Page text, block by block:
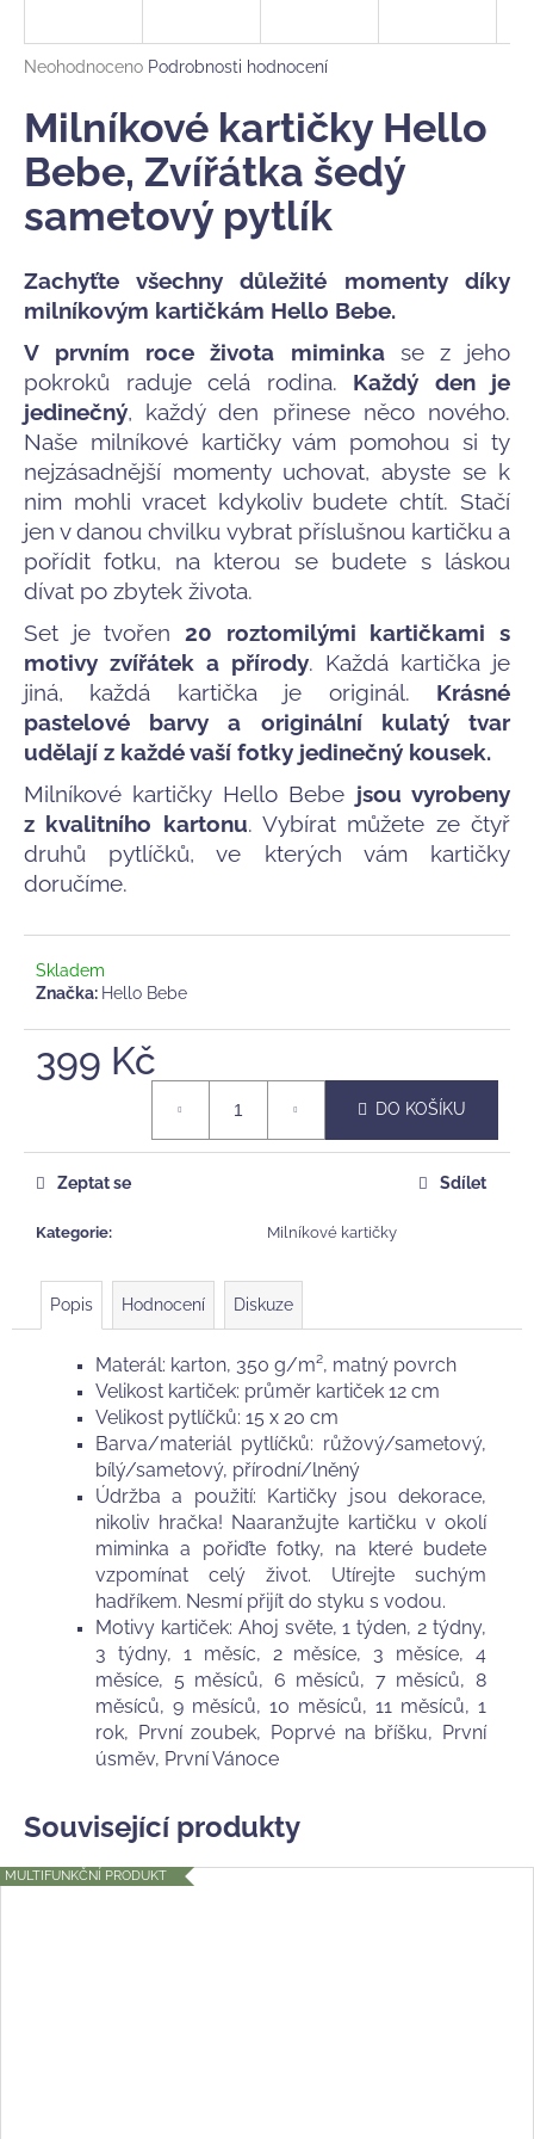
Průměrné
produktu
je
0,0
hvězdiček.
Neohodnoceno Podrobnosti hodnocení
Milníkové kartičky Hello
Bebe, Zvířátka šedý
sametový pytlík
Zachyťte všechny důležité momenty díky
milníkovým kartičkám Hello Bebe.
V prvním roce života miminkase z jeho
pokroků raduje celá rodina. Každý den je
jedinečný, každý den přinese něco nového.
Naše milníkové kartičky vám pomohou si ty
nejzásadnější momenty uchovat, abyste se k
nim mohli vracet kdykoliv budete chtít. Stačí
jen v danou chvilku vybrat příslušnou kartičku a
pořídit fotku, na kterou se budete s láskou
dívat po zbytek života.
Set je tvořen 20 roztomilými kartičkami s
motivy zvířátek a přírody. Každá kartička je
jiná, každá kartička je originál. Krásné
pastelové barvy a originální kulatý tvar
udělají z každé vaší fotky jedinečný kousek.
Milníkové kartičky Hello Bebe jsou vyrobeny
z kvalitního kartonu. Vybírat můžete ze čtyř
druhů pytlíčků, ve kterých vám kartičky
doručíme.
Skladem
Značka: Hello Bebe
399 Kč
DO KOŠÍKU
Kategorie: Milníkové kartičky
Zeptat se Sdílet
Popis Hodnocení Diskuze
Materál: karton, 350 g/m², matný povrch
Velikost kartiček: průměr kartiček 12 cm
Velikost pytlíčků: 15 x 20 cm
Barva/materiál pytlíčků: růžový/sametový,
bílý/sametový, přírodní/lněný
Údržba a použití: Kartičky jsou dekorace,
nikoliv hračka! Naaranžujte kartičku v okolí
miminka a pořiďte fotky, na které budete
vzpomínat celý život. Utírejte suchým
hadříkem. Nesmí přijít do styku s vodou.
Motivy kartiček: Ahoj světe, 1 týden, 2 týdny,
3 týdny, 1 měsíc, 2 měsíce, 3 měsíce, 4
měsíce, 5 měsíců, 6 měsíců, 7 měsíců, 8
měsíců, 9 měsíců, 10 měsíců, 11 měsíců, 1
rok, První zoubek, Poprvé na bříšku, První
úsměv, První Vánoce
Související produkty
MULTIFUNKČNÍ PRODUKT
j
t
?
HLEDAT
D
o
p
o
r
u
č
u
j
m
e
MUŠELÍNOVÁ
PLENA
BAOBABY,
EVERGREEN
188
Kč
Původně:
269